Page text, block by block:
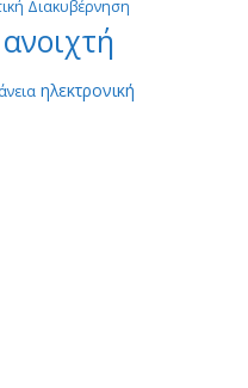
Διακυβέρνηση
ανοιχτή
ηλεκτρονική